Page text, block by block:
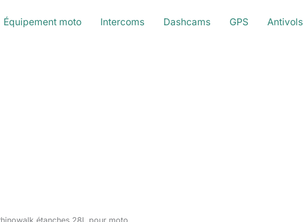
Équipement moto Intercoms Dashcams GPS
Antivols
étanches 28L pour moto